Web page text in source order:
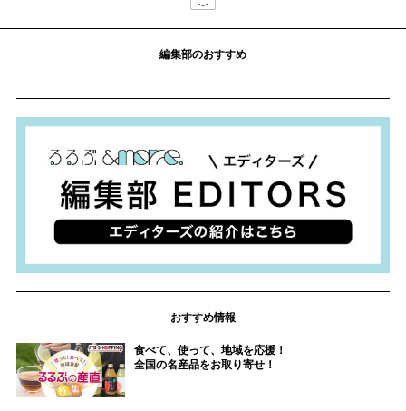
編集部のおすすめ
おすすめ情報
食べて、使って、地域を応援！
全国の名産品をお取り寄せ！